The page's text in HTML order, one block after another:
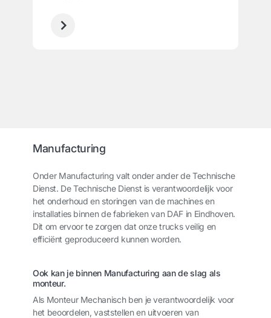
Manufacturing
Onder Manufacturing valt onder ander de Technische
Dienst. De Technische Dienst is verantwoordelijk voor
het onderhoud en storingen van de machines en
installaties binnen de fabrieken van DAF in Eindhoven.
Dit om ervoor te zorgen dat onze trucks veilig en
efficiënt geproduceerd kunnen worden.
Ook kan je binnen Manufacturing aan de slag als
monteur.
Als Monteur Mechanisch ben je verantwoordelijk voor
het beoordelen, vaststellen en uitvoeren van